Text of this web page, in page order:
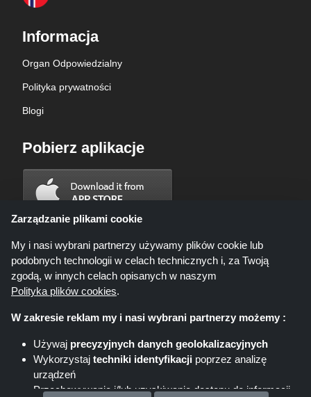
Informacja
Organ Odpowiedzialny
Polityka prywatności
Blogi
Pobierz aplikacje
Shoppingspout.com/pl ani jego personel nie są zaangażowani, gdy
dokonujesz zakupu za pośrednictwem tych linków, Shoppingspout.com/pl
zarabia prowizję wyłącznie za pośrednictwem tych linków/ofert.
Zarządzanie plikami cookie
My i nasi wybrani partnerzy używamy plików cookie lub
podobnych technologii w celach technicznych i, za Twoją
zgodą, w innych celach opisanych w naszym
Polityka plików cookies.
W zakresie reklam my i nasi wybrani partnerzy możemy :
Używaj precyzyjnych danych geolokalizacyjnych
Wykorzystaj techniki identyfikacji poprzez analizę
urządzeń
Przechowywanie i/lub uzyskiwanie dostępu do informacji